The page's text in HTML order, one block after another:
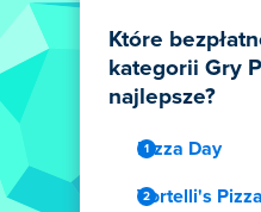
Które
kategorii Gry
najlepsze?
Pizza Day
Vortelli's